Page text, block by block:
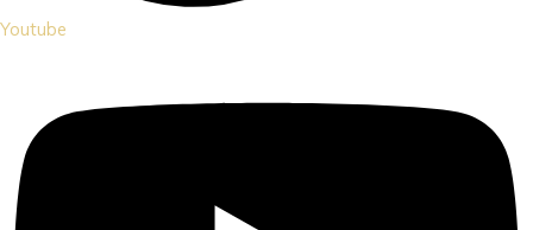
Youtube